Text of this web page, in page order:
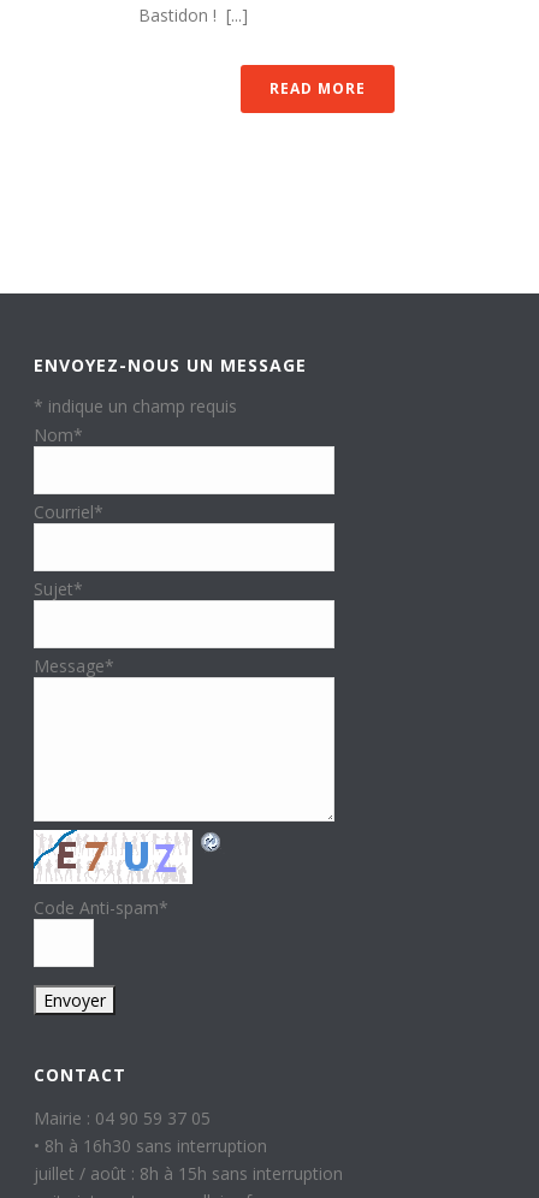
Bastidon ! [...]
READ MORE
ENVOYEZ-NOUS UN MESSAGE
* indique un champ requis
Nom*
Courriel*
Sujet*
Message*
Code Anti-spam*
CONTACT
Mairie : 04 90 59 37 05
• 8h à 16h30 sans interruption
juillet / août : 8h à 15h sans interruption